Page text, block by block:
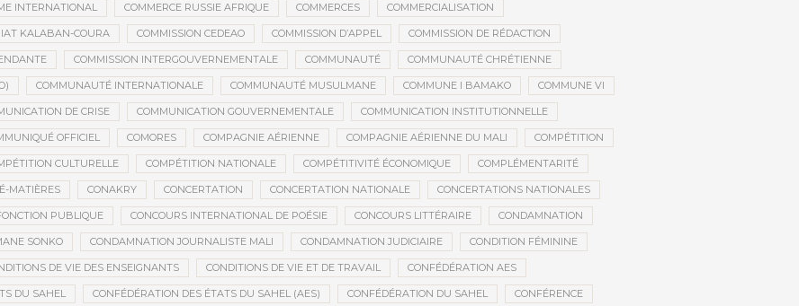
INTERNATIONAL COMMERCE RUSSIE AFRIQUE COMMERCES COMMERCIALISATION
KALABAN-COURA COMMISSION CEDEAO COMMISSION D’APPEL COMMISSION DE RÉDACTION
COMMISSION INTERGOUVERNEMENTALE COMMUNAUTÉ COMMUNAUTÉ CHRÉTIENNE
COMMUNAUTÉ INTERNATIONALE COMMUNAUTÉ MUSULMANE COMMUNE I BAMAKO COMMUNE VI
DE CRISE COMMUNICATION GOUVERNEMENTALE COMMUNICATION INSTITUTIONNELLE
OFFICIEL COMORES COMPAGNIE AÉRIENNE COMPAGNIE AÉRIENNE DU MALI COMPÉTITION
CULTURELLE COMPÉTITION NATIONALE COMPÉTITIVITÉ ÉCONOMIQUE COMPLÉMENTARITÉ
MATIÈRES CONAKRY CONCERTATION CONCERTATION NATIONALE CONCERTATIONS NATIONALES
PUBLIQUE CONCOURS INTERNATIONAL DE POÉSIE CONCOURS LITTÉRAIRE CONDAMNATION
SONKO CONDAMNATION JOURNALISTE MALI CONDAMNATION JUDICIAIRE CONDITION FÉMININE
DE VIE DES ENSEIGNANTS CONDITIONS DE VIE ET DE TRAVAIL CONFÉDÉRATION AES
DU SAHEL CONFÉDÉRATION DES ÉTATS DU SAHEL (AES) CONFÉDÉRATION DU SAHEL CONFÉRENCE